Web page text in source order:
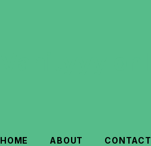
HOME ABOUT CONTACT